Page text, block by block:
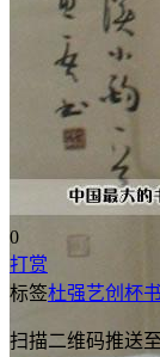
0
打赏
标签杜强艺创杯
扫描二维码推送